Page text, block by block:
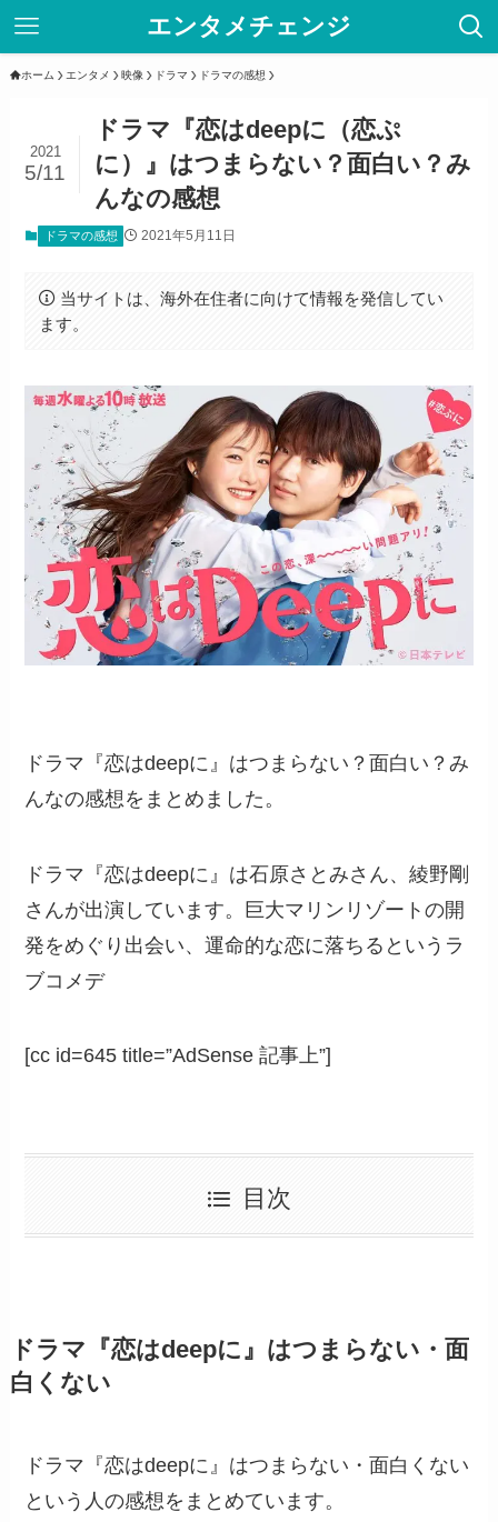
エンタメチェンジ
ホーム エンタメ 映像 ドラマ ドラマの感想
ドラマ『恋はdeepに（恋ぷ
に）』はつまらない？面白い？み
んなの感想
2021
5/11
ドラマの感想 2021年5月11日
当サイトは、海外在住者に向けて情報を発信してい
ます。
ドラマ『恋はdeepに』はつまらない？面白い？み
んなの感想をまとめました。
ドラマ『恋はdeepに』は石原さとみさん、綾野剛
さんが出演しています。巨大マリンリゾートの開
発をめぐり出会い、運命的な恋に落ちるというラ
ブコメデ
[cc id=645 title=”AdSense 記事上”]
目次
ドラマ『恋はdeepに』はつまらない・面
白くない
ドラマ『恋はdeepに』はつまらない・面白くない
という人の感想をまとめています。